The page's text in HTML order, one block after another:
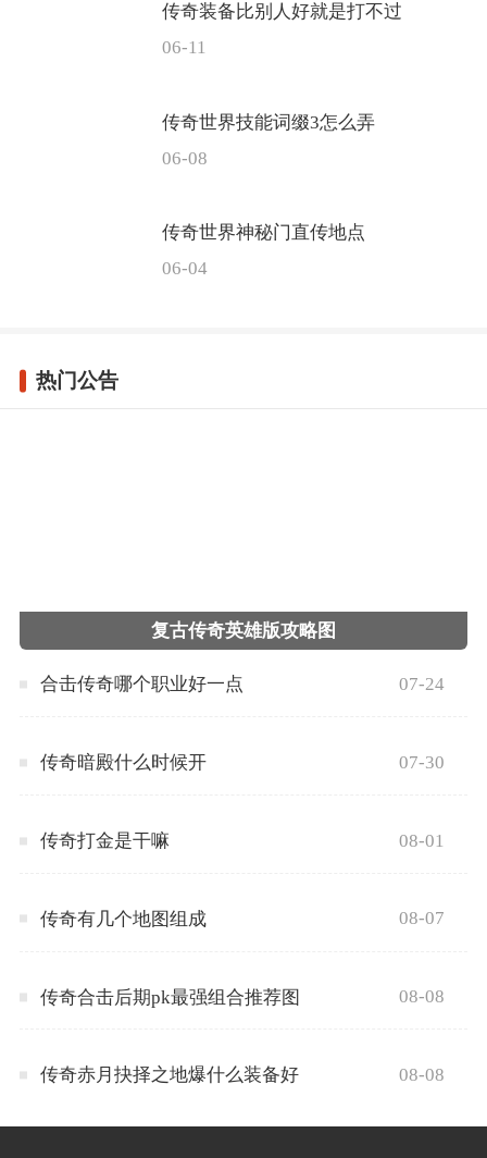
传奇装备比别人好就是打不过
06-11
传奇世界技能词缀3怎么弄
06-08
传奇世界神秘门直传地点
06-04
热门公告
复古传奇英雄版攻略图
合击传奇哪个职业好一点 07-24
传奇暗殿什么时候开 07-30
传奇打金是干嘛 08-01
传奇有几个地图组成 08-07
传奇合击后期pk最强组合推荐图 08-08
传奇赤月抉择之地爆什么装备好 08-08